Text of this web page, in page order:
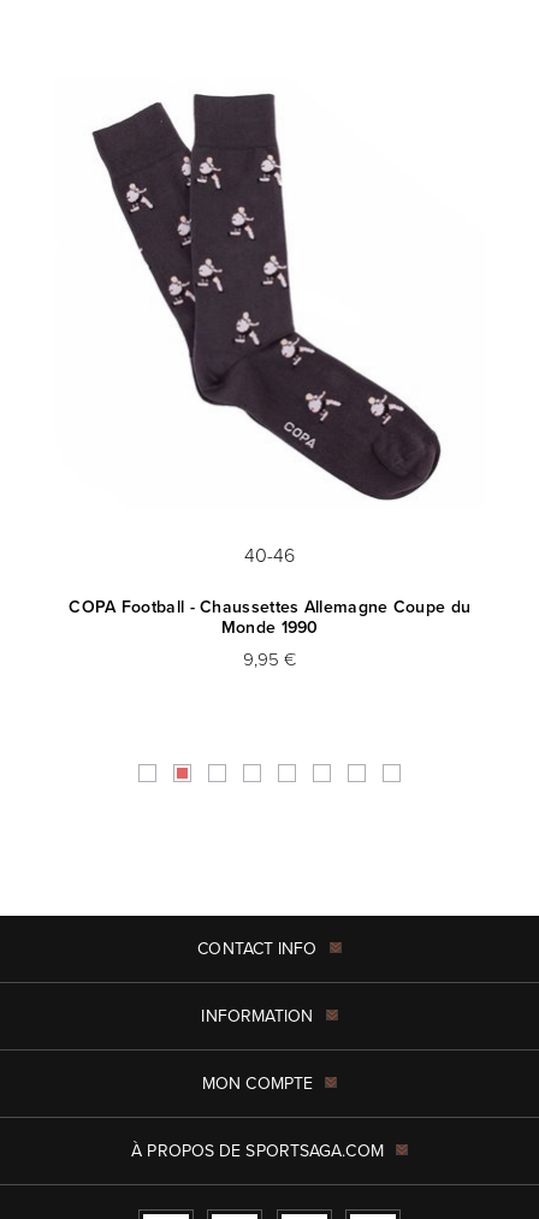
40-46
COPA Football - Chaussettes Allemagne Coupe du
Monde 1990
9,95 €
CONTACT INFO
INFORMATION
MON COMPTE
À PROPOS DE SPORTSAGA.COM